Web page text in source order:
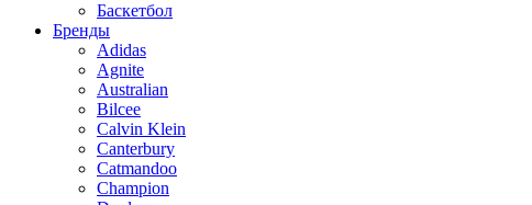
Баскетбол
Бренды
Adidas
Agnite
Australian
Bilcee
Calvin Klein
Canterbury
Catmandoo
Champion